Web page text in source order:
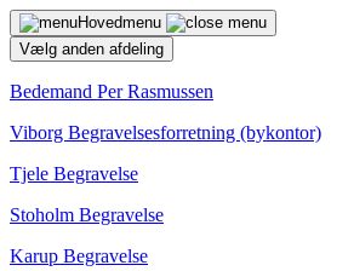
Hovedmenu
Vælg anden afdeling
Bedemand Per Rasmussen
Viborg Begravelsesforretning (bykontor)
Tjele Begravelse
Stoholm Begravelse
Karup Begravelse